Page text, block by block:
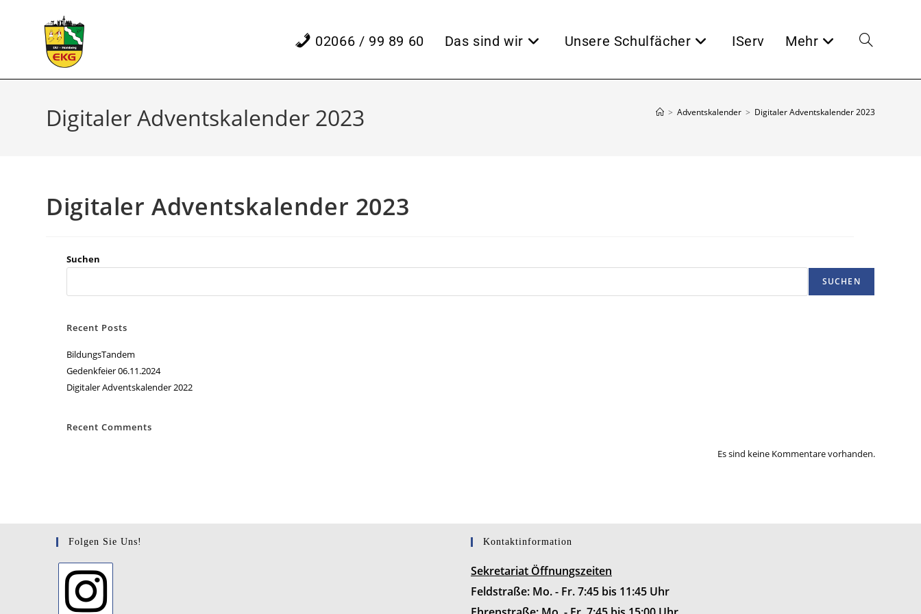
02066 / 99 89 60 Das sind wir Unsere Schulfächer IServ Mehr Website-
Digitaler Adventskalender 2023 > Adventskalender > Digitaler Adventskalender 2023
Digitaler Adventskalender 2023
Suchen
SUCHEN
Recent Posts
BildungsTandem
Gedenkfeier 06.11.2024
Digitaler Adventskalender 2022
Recent Comments
Es sind keine Kommentare vorhanden.
Folgen Sie Uns! Kontaktinformation
Sekretariat Öffnungszeiten
Feldstraße: Mo. - Fr. 7:45 bis 11:45 Uhr